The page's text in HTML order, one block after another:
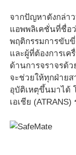
จากปัญหาดังกล่า
แอพพลิเคชั่นที่ชื่อว่
พฤติกรรมการขับขี่
และผู้ที่ต้องการเค
ด้านการจราจรด้
จะช่วยให้ทุกฝ่ายส
อุบัติเหตุขึ้นมาได้
เอเชีย